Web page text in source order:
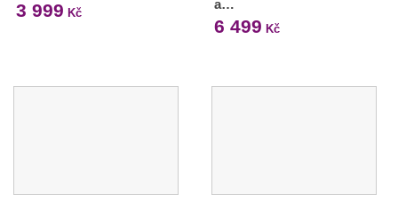
3 999 Kč
a…
6 499 Kč